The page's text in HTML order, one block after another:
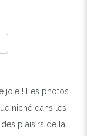
joie ! Les photos
niché dans les
plaisirs de la